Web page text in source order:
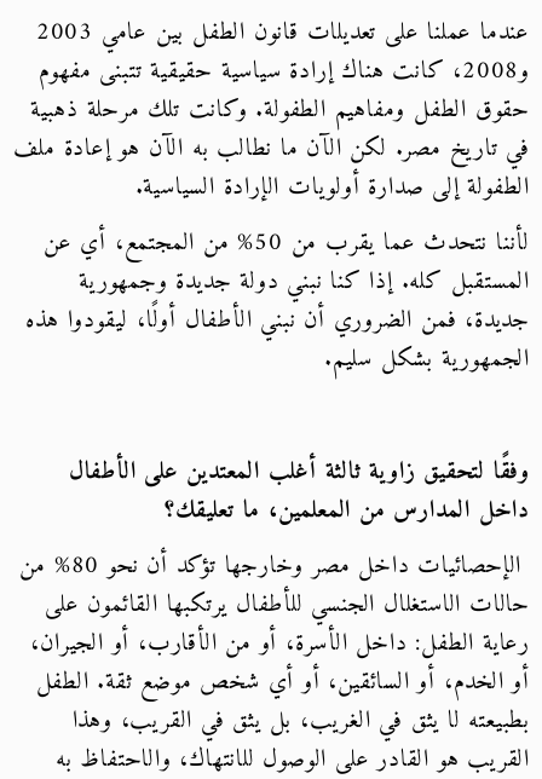
عندما عملنا على تعديلات قانون الطفل بين عامي 2003
و2008، كانت هناك إرادة سياسية حقيقية تتبنى مفهوم
حقوق الطفل ومفاهيم الطفولة. وكانت تلك مرحلة ذهبية
في تاريخ مصر. لكن الآن ما نطالب به الآن هو إعادة ملف
الطفولة إلى صدارة أولويات الإرادة السياسية.
لأننا نتحدث عما يقرب من 50% من المجتمع، أي عن
المستقبل كله. إذا كنا نبني دولة جديدة وجمهورية
جديدة، فمن الضروري أن نبني الأطفال أولًا، ليقودوا هذه
الجمهورية بشكل سليم.
وفقًا لتحقيق زاوية ثالثة أغلب المعتدين على الأطفال
داخل المدارس من المعلمين، ما تعليقك؟
الإحصائيات داخل مصر وخارجها تؤكد أن نحو 80% من
حالات الاستغلال الجنسي للأطفال يرتكبها القائمون على
رعاية الطفل: داخل الأسرة، أو من الأقارب، أو الجيران،
أو الخدم، أو السائقين، أو أي شخص موضع ثقة. الطفل
بطبيعته لا يثق في الغريب، بل يثق في القريب، وهذا
القريب هو القادر على الوصول للانتهاك، والاحتفاظ به